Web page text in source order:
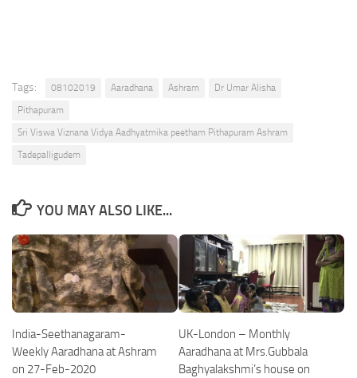
Tags: 08102019 Aaradhana Ashram
Dr Umar Alisha
Pithapuram
Sri Viswa Viznana Vidya Aadhyatmika peetham Pithapuram Ashram
Tadepalligudem
YOU MAY ALSO LIKE...
India-Seethanagaram-
Weekly Aaradhana at Ashram
on 27-Feb-2020
UK-London – Monthly
Aaradhana at Mrs.Gubbala
Baghyalakshmi’s house on